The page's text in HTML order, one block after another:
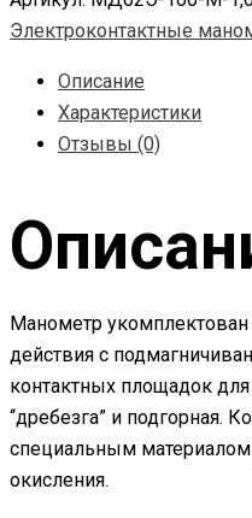
Электроконтактные
Описание
Характеристики
Отзывы (0)
Манометр
действия с
контактных площадок
“дребезга” и подгорная.
специальным
окисления.